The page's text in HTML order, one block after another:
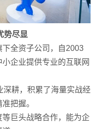
尽显
全资子公司，自2003
企业提供专业的互联网
耕，积累了海量实战经
把握。
巨头战略合作，能为企